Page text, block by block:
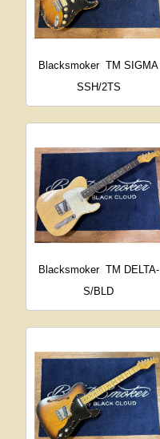
Blacksmoker TM SIGMA
SSH/2TS
Blacksmoker TM DELTA-
S/BLD